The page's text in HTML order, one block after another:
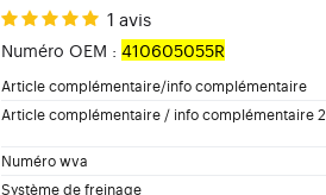
1 avis
Numéro OEM : 410605055R
Article complémentaire/info complémentaire
Article complémentaire / info complémentaire 2
Numéro wva
Système de freinage